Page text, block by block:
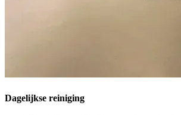
Dagelijkse reiniging